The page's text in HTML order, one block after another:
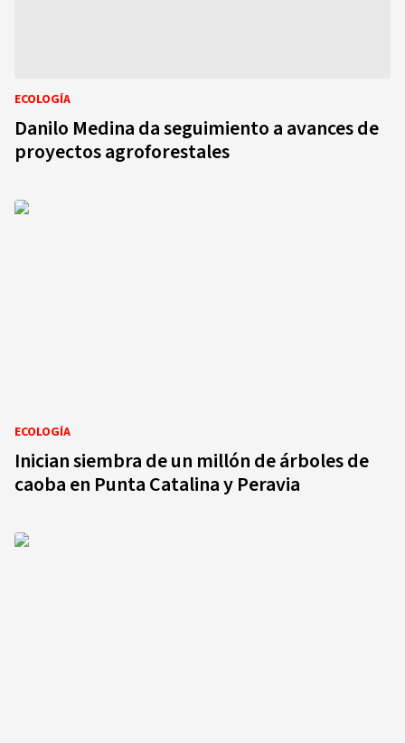
ECOLOGÍA
Danilo Medina da seguimiento a avances de
proyectos agroforestales
ECOLOGÍA
Inician siembra de un millón de árboles de
caoba en Punta Catalina y Peravia